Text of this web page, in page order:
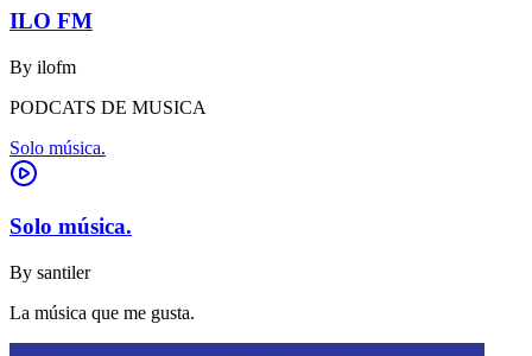
ILO FM
By ilofm
PODCATS DE MUSICA
Solo música.
Solo música.
By santiler
La música que me gusta.